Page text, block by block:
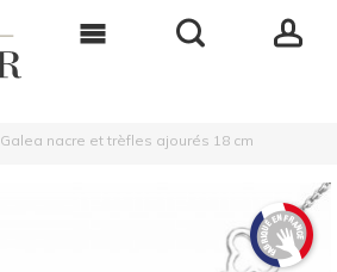
nacre et trèfles ajourés 18 cm